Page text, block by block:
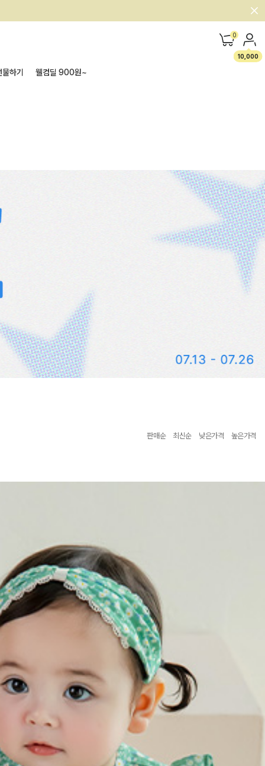
0
10,000
물하기 웰컴딜 900원~
판매순 최신순 낮은가격 높은가격